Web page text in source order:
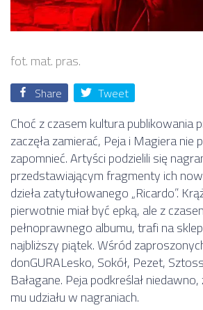
fot. mat. pras.
Share Tweet
Choć z czasem kultura publikowania
zaczęła zamierać, Peja i Magiera nie
zapomnieć. Artyści podzielili się
przedstawiającym fragmenty ich
dzieła zatytułowanego „Ricardo”.
pierwotnie miał być epką, ale z
pełnoprawnego albumu, trafi na
najbliższy piątek. Wśród
donGURALesko, Sokół, Pezet,
Bałagane. Peja podkreślał
mu udziału w nagraniach.